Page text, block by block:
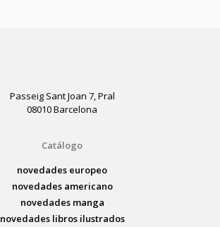
Passeig Sant Joan 7, Pral
08010 Barcelona
Catálogo
novedades europeo
novedades americano
novedades manga
novedades libros ilustrados